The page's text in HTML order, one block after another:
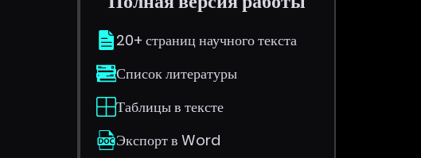
20+ страниц научного текста
Список литературы
Таблицы в тексте
Экспорт в Word